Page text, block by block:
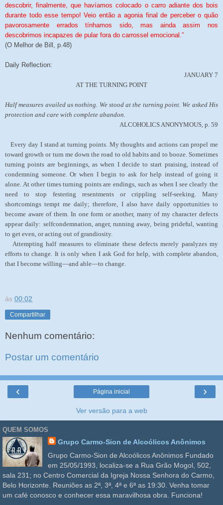
descobrir, finalmente, que havíamos colocado o carro adiante dos bois
durante todo esse tempo! Veio então a agonia final de perceber o quão
pavorosamente errados tínhamos sido, mas ainda assim nos
descobrimos incapazes de pular fora do carrossel emocional.”
(O Melhor de Bill, p.48)
Daily Reflection:
JANUARY 7
AT THE TURNING POINT
Half measures availed us nothing. We stood at the turning point. We asked His
protection and care with complete abandon.
ALCOHOLICS ANONYMOUS, p. 59
Every day I stand at turning points. My thoughts and actions can propel me
toward growth or turn me down the road to old habits and to booze. Sometimes
turning points are beginnings, as when I decide to start praising, instead of
condemning someone. Or when I begin to ask for help instead of going it
alone. At other times turning points are endings, such as when I see clearly the
need to stop festering resentments or crippling self-seeking. Many
shortcomings tempt me daily; therefore, I also have daily opportunities to
become aware of them. In one form or another, many of my character defects
appear daily: selfcondemnation, anger, running away, being prideful, wanting
to get even, or acting out of grandiosity.
Attempting half measures to eliminate these defects merely paralyzes my
efforts to change. It is only when I ask God for help, with complete abandon,
that I become willing—and able—to change.
às 00:02
Compartilhar
Nenhum comentário:
Postar um comentário
‹ ›
Página inicial
Ver versão para a web
QUEM SOMOS
Grupo Carmo-Sion de Alcoólicos Anônimos
Grupo Carmo-Sion de Alcoólicos Anônimos Fundado
em 25/05/1993, localiza-se a Rua Grão Mogol, 502,
sala 231; no Centro Comercial da Igreja Nossa Senhora do Carmo,
Belo Horizonte. Reuniões as 2ª, 3ª, 4ª e 6ª as 19:30. Venha tomar
um café conosco e conhecer essa maravilhosa obra. Funciona!